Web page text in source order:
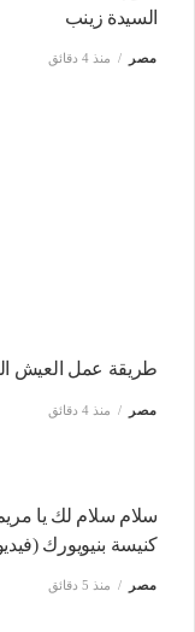
السيدة زينب
مصر منذ 4 دقائق
طريقة عمل العيش
مصر منذ 4 دقائق
سلام سلام لك يا
كنيسة بنيويورك
مصر منذ 5 دقائق